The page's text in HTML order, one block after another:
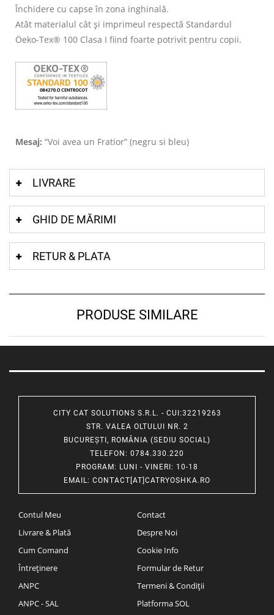
Închidere cu capse în zona inghinală.
Atât materialul cât și imprimeul respectă Standardul
Öeko-Tex® 100 Clasa I fiind foarte potrivit pentru copii.
Mesaj: “Voi avea un Fratior” (negru si bleu)
LIVRARE
GHID DE MĂRIMI
RETUR & PLATA
PRODUSE SIMILARE
CITY CAT SOLUTIONS S.R.L. - CUI:32219263
STR. VALEA OLTULUI NR. 2
BUCUREȘTI, ROMÂNIA (SEDIU SOCIAL)
TELEFON : 0784.330.220
PROGRAM: LUNI - VINERI: 10-18
EMAIL: CONTACT[AT]CATRYOSHKA.RO
Contul Meu
Livrare & Plată
Cum Comand
Întreținere
ANPC
ANPC - SAL
Contact
Despre Noi
Cookie Info
Formular de Retur
Termeni & Condiții
Platforma SOL